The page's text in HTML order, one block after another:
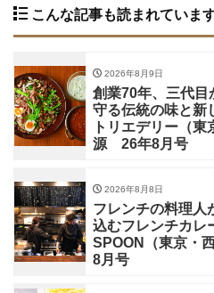
こんな記事も読まれていま
2026年8月9日
創業70年、三代
守る伝統の味と
トリエデリー（
源 26年8月号
2026年8月8日
フレンチの料理人
込むフレンチカ
SPOON（東京
8月号